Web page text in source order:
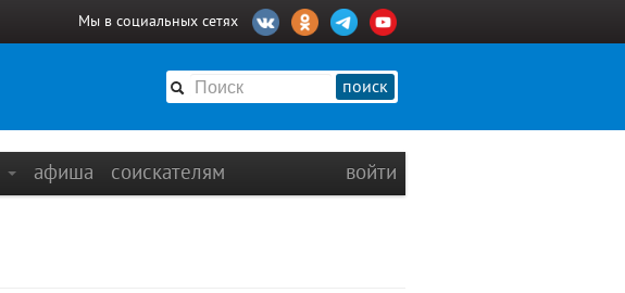
Мы в социальных сетях
поиск
афиша соискателям войти